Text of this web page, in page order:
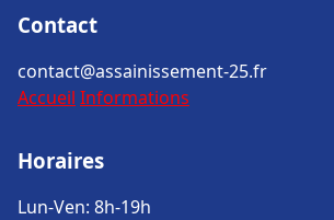
Contact
contact@assainissement-25.fr
Accueil Informations
Horaires
Lun-Ven: 8h-19h